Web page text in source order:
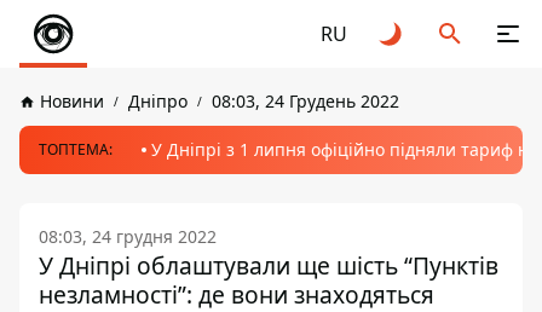
RU
Новини Дніпро 08:03, 24 Грудень 2022
ТОПТЕМА: У Дніпрі з 1 липня офіційно підняли тариф
08:03, 24 грудня 2022
У Дніпрі облаштували ще шість “Пунктів
незламності”: де вони знаходяться